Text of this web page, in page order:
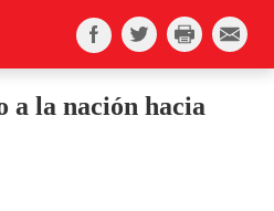
a la nación hacia